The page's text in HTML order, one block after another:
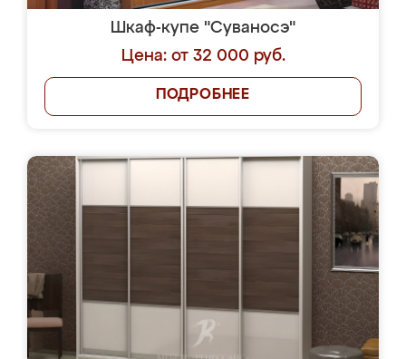
Шкаф-купе "Суваносэ"
Цена: от 32 000 руб.
ПОДРОБНЕЕ